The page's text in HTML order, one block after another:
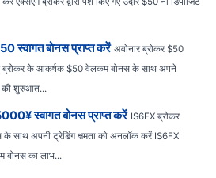
स्वागत बोनस प्राप्त करें अवोनार ब्रोकर $50
ब्रोकर के आकर्षक $50 वेलकम बोनस के साथ अपने
की शुरुआत...
स्वागत बोनस प्राप्त करें IS6FX ब्रोकर
साथ अपनी ट्रेडिंग क्षमता को अनलॉक करें IS6FX
बोनस का लाभ...